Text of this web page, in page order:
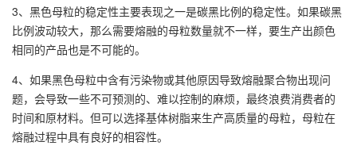
3、黑色母粒的稳定性主要表现之一是碳黑比例的稳定性。如果碳黑
比例波动较大，那么需要熔融的母粒数量就不一样，要生产出颜色
相同的产品也是不可能的。
4、如果黑色母粒中含有污染物或其他原因导致熔融聚合物出现问
题，会导致一些不可预测的、难以控制的麻烦，最终浪费消费者的
时间和原材料。但可以选择基体树脂来生产高质量的母粒，母粒在
熔融过程中具有良好的相容性。